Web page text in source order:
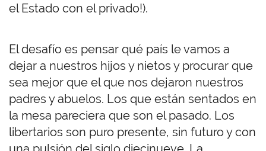
el Estado con el privado!).
El desafío es pensar qué país le vamos a
dejar a nuestros hijos y nietos y procurar que
sea mejor que el que nos dejaron nuestros
padres y abuelos. Los que están sentados en
la mesa pareciera que son el pasado. Los
libertarios son puro presente, sin futuro y con